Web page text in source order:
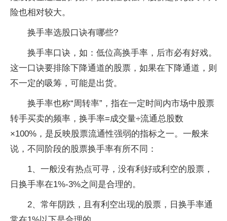
险也相对较大。
换手率选股口诀有哪些?
换手率口诀，如：低位高换手率，后市必有好戏。
这一口诀要排除下降通道的股票，如果在下降通道，则
不一定的吸筹，可能是出货。
换手率也称“周转率”，指在一定时间内市场中股票
转手买卖的频率，换手率=成交量÷流通总股数
×100%，是反映股票流通性强弱的指标之一。一般来
说，不同阶段的股票换手率有所不同：
1、一般没有热点可寻，没有利好或利空的股票，
日换手率在1%-3%之间是合理的。
2、常年阴跌，且有利空出现的股票，日换手率通